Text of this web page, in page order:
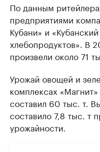
По данным
предприятиями
Кубани» и
хлебопродуктов». В
произвели около 71
Урожай овощей и
комплексах
составил 60 тыс. т.
составило 7,8 тыс. т
урожайности.